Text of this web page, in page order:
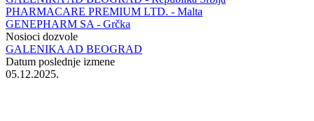
PHARMACARE PREMIUM LTD. - Malta
GENEPHARM SA - Grčka
Nosioci dozvole
GALENIKA AD BEOGRAD
Datum poslednje izmene
05.12.2025.